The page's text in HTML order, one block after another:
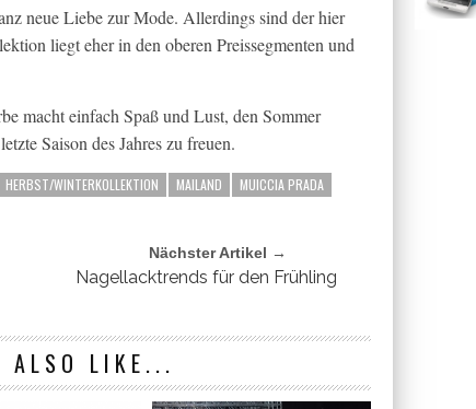
neue Liebe zur Mode. Allerdings sind der hier
liegt eher in den oberen Preissegmenten und
macht einfach Spaß und Lust, den Sommer
Saison des Jahres zu freuen.
HERBST/WINTERKOLLEKTION MAILAND
MUICCIA PRADA
Nächster Artikel →
Nagellacktrends für den Frühling
ALSO LIKE...